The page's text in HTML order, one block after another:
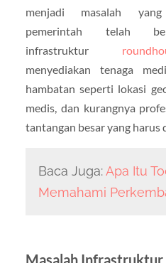
menjadi masalah
pemerintah telah
infrastruktur
menyediakan tenaga
hambatan seperti lokasi
medis, dan kurangnya
tantangan besar yang harus
Baca Juga: Apa Itu
Memahami